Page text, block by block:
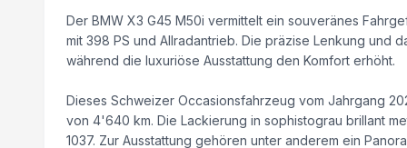
Der BMW X3 G45 M50i vermittelt ein souveränes
mit 398 PS und Allradantrieb. Die präzise Lenkung und
während die luxuriöse Ausstattung den Komfort erhöht.
Dieses Schweizer Occasionsfahrzeug vom Jahrgang
von 4'640 km. Die Lackierung in sophistograu brillant
1037. Zur Ausstattung gehören unter anderem ein